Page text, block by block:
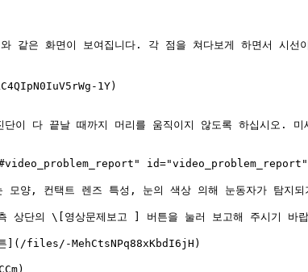
같은 화면이 보여집니다. 각 점을 쳐다보게 하면서 시
1Y)
단이 다 끝날 때까지 머리를 움직이지 않도록 하십시오.
양, 컨택트 렌즈 특성, 눈의 색상 의해 눈동자가 탐지되
상단의 \[영상문제보고 ] 버튼을 눌러 보고해 주시기 바
튼](/files/-MehCtsNPq88xKbdI6jH)